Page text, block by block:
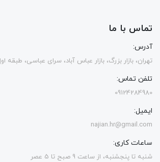
تماس با ما
آدرس:
تهران، بازار بزرگ، بازار عباس آباد، سرای عباسی، طبقه
تلفن تماس:
09124284980
ایمیل:
najian.hr@gmail.com
ساعات کاری:
شنبه تا پنجشنبه، از ساعت 9 صبح تا 5 عصر